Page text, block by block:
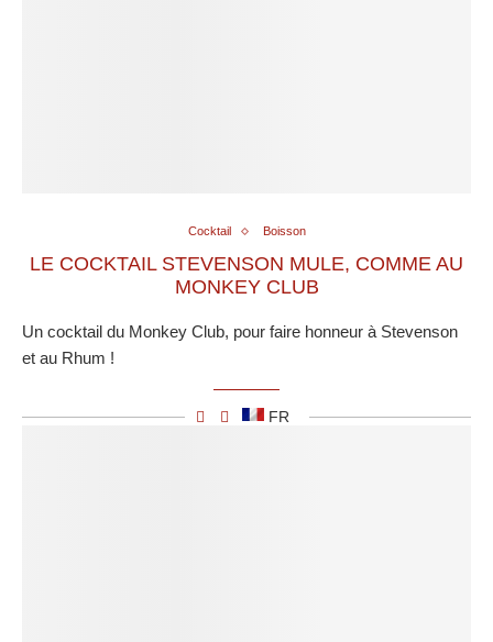
Cocktail Boisson
LE COCKTAIL STEVENSON MULE, COMME AU
MONKEY CLUB
Un cocktail du Monkey Club, pour faire honneur à Stevenson
et au Rhum !
FR